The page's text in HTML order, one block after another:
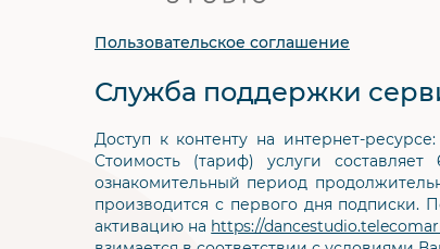
Пользовательское соглашение
Служба поддержки
Доступ к контенту на интернет-ресурсе:
Стоимость (тариф) услуги
ознакомительный период
производится с первого дня подписки.
активацию на https://